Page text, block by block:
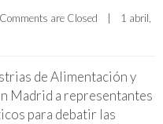
Comments are Closed
1 abril,
de Alimentación y
Madrid a representantes
para debatir las